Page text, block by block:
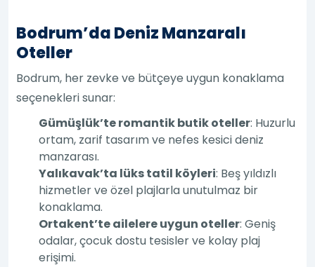
Bodrum’da Deniz Manzaralı
Oteller
Bodrum, her zevke ve bütçeye uygun konaklama
seçenekleri sunar:
Gümüşlük’te romantik butik oteller: Huzurlu
ortam, zarif tasarım ve nefes kesici deniz
manzarası.
Yalıkavak’ta lüks tatil köyleri: Beş yıldızlı
hizmetler ve özel plajlarla unutulmaz bir
konaklama.
Ortakent’te ailelere uygun oteller: Geniş
odalar, çocuk dostu tesisler ve kolay plaj
erişimi.